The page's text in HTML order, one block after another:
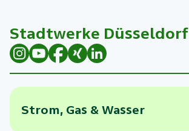
Stadtwerke Düsseldorf
Strom, Gas & Wasser